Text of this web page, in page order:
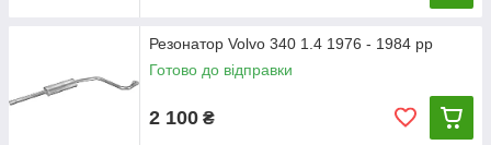
Резонатор Volvo 340 1.4 1976 - 1984 рр
Готово до відправки
2 100 ₴